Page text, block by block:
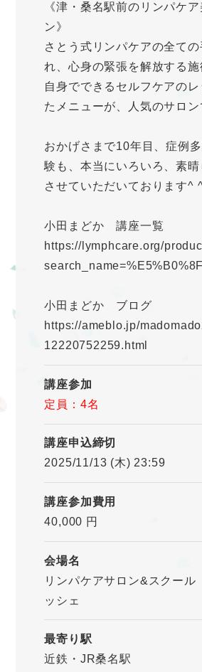
《津・桑名駅前のリンパケ
ン》
さとう式リンパケアの全ての
れ、心身の緊張を解放する
自身でできるセルフケアの
たメニューが、人気のサロン
おかげさまで10年目、症例
験も、本当にいろいろ、素
させていただいております^
小田まどか 講座一覧
https://lymphcare.org/
小田まどか ブログ
https://ameblo.jp/
12220752259.html
講座参加
定員：4名
講座申込締切
2025/11/13 (木) 23:59
講座参加費用
40,000 円
会場名
リンパケアサロン&スクー
ッシェ
最寄り駅
近鉄・JR桑名駅